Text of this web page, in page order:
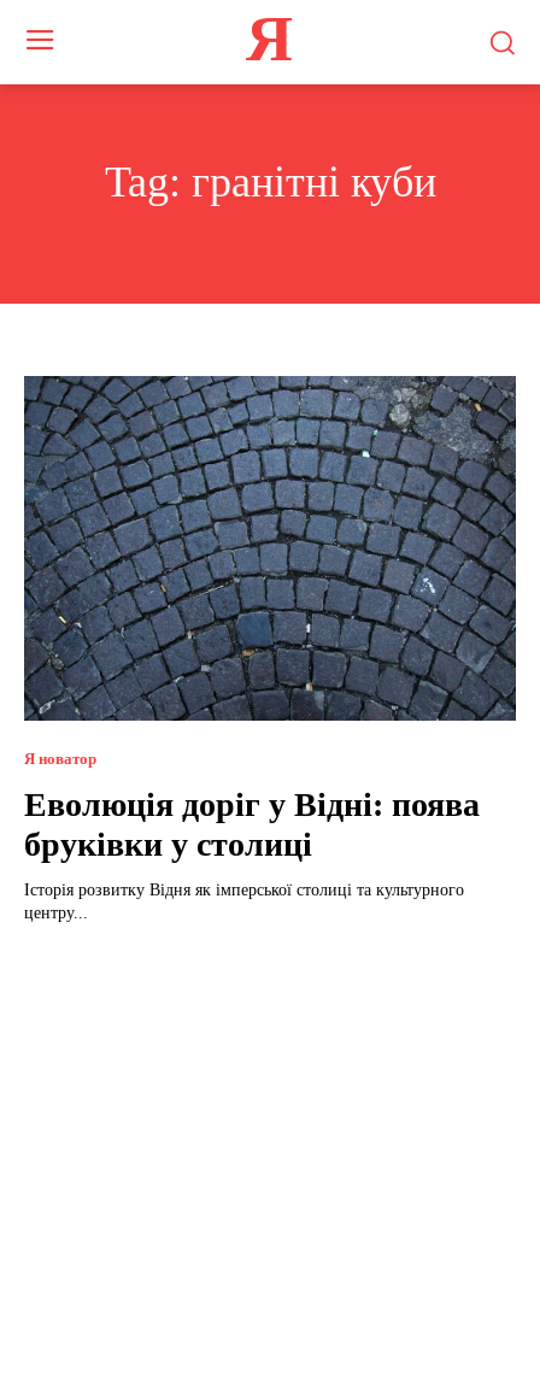
Я
Tag: гранітні куби
Я новатор
Еволюція доріг у Відні: поява
бруківки у столиці
Історія розвитку Відня як імперської столиці та культурного
центру...